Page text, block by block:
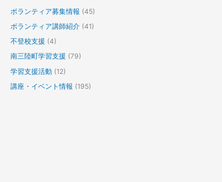
ボランティア募集情報 (45)
ボランティア講師紹介 (41)
不登校支援 (4)
南三陸町学習支援 (79)
学習支援活動 (12)
講座・イベント情報 (195)